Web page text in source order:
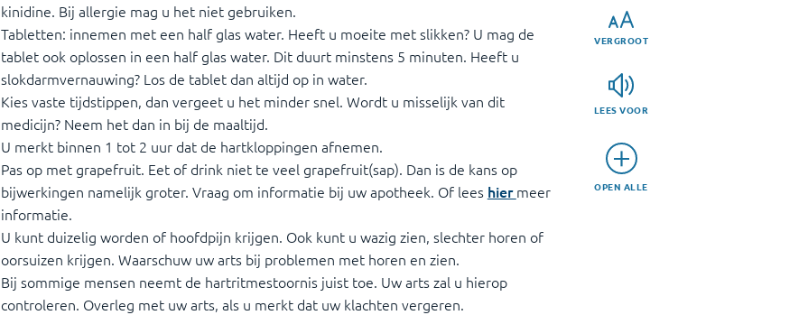
VERGROOT
LEES VOOR
OPEN ALLE
kinidine. Bij allergie mag u het niet gebruiken.
Tabletten: innemen met een half glas water. Heeft u moeite met slikken? U mag de
tablet ook oplossen in een half glas water. Dit duurt minstens 5 minuten. Heeft u
slokdarmvernauwing? Los de tablet dan altijd op in water.
Kies vaste tijdstippen, dan vergeet u het minder snel. Wordt u misselijk van dit
medicijn? Neem het dan in bij de maaltijd.
U merkt binnen 1 tot 2 uur dat de hartkloppingen afnemen.
Pas op met grapefruit. Eet of drink niet te veel grapefruit(sap). Dan is de kans op
bijwerkingen namelijk groter. Vraag om informatie bij uw apotheek. Of lees hiermeer
informatie.
U kunt duizelig worden of hoofdpijn krijgen. Ook kunt u wazig zien, slechter horen of
oorsuizen krijgen. Waarschuw uw arts bij problemen met horen en zien.
Bij sommige mensen neemt de hartritmestoornis juist toe. Uw arts zal u hierop
controleren. Overleg met uw arts, als u merkt dat uw klachten vergeren.